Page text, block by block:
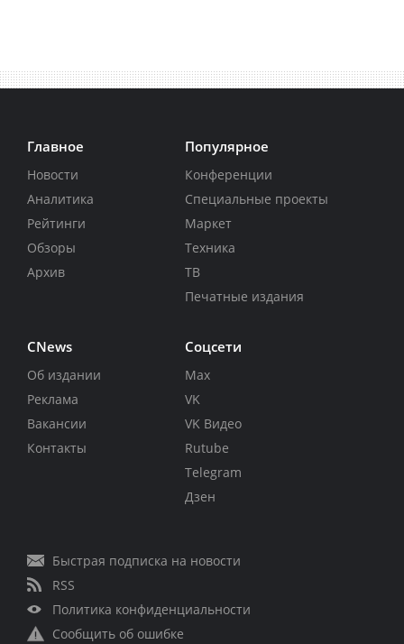
Главное
Новости
Аналитика
Рейтинги
Обзоры
Архив
Популярное
Конференции
Специальные проекты
Маркет
Техника
ТВ
Печатные издания
CNews
Об издании
Реклама
Вакансии
Контакты
Соцсети
Max
VK
VK Видео
Rutube
Telegram
Дзен
Быстрая подписка на новости
RSS
Политика конфиденциальности
Сообщить об ошибке